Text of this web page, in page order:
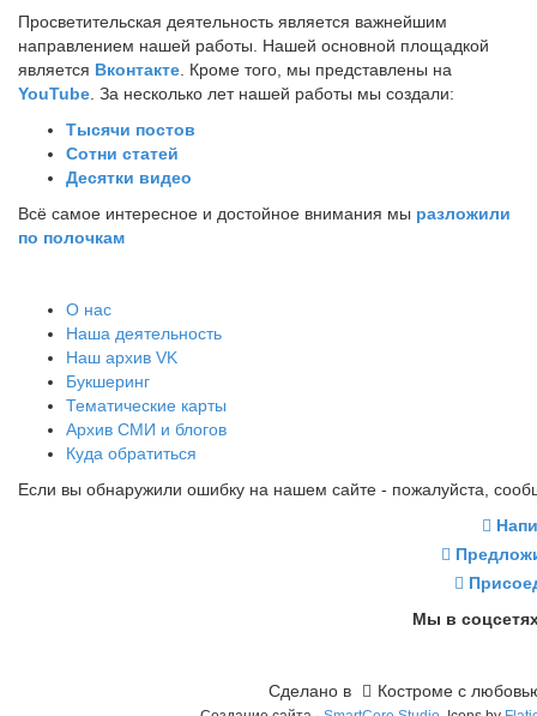
Просветительская деятельность является важнейшим
направлением нашей работы. Нашей основной площадкой
является Вконтакте . Кроме того, мы представлены на
YouTube . За несколько лет нашей работы мы создали:
Тысячи постов
Сотни статей
Десятки видео
Всё самое интересное и достойное внимания мы разложили
по полочкам
О нас
Наша деятельность
Наш архив VK
Букшеринг
Тематические карты
Архив СМИ и блогов
Куда обратиться
Если вы обнаружили ошибку на нашем сайте - пожалуйста,
Мы в
Сделано в Костроме с